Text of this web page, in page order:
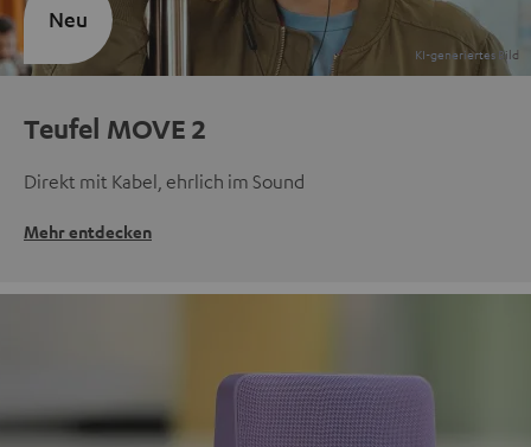
Teufel MOVE 2
Direkt mit Kabel, ehrlich im Sound
Mehr entdecken
Neu